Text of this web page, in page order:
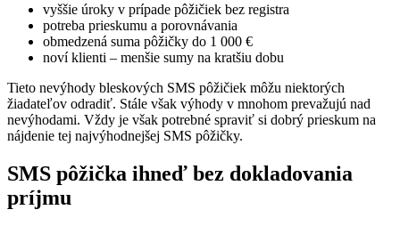
vyššie úroky v prípade pôžičiek bez registra
potreba prieskumu a porovnávania
obmedzená suma pôžičky do 1 000 €
noví klienti – menšie sumy na kratšiu dobu
Tieto nevýhody bleskových SMS pôžičiek môžu niektorých
žiadateľov odradiť. Stále však výhody v mnohom prevažujú nad
nevýhodami. Vždy je však potrebné spraviť si dobrý prieskum na
nájdenie tej najvýhodnejšej SMS pôžičky.
SMS pôžička ihneď bez dokladovania
príjmu